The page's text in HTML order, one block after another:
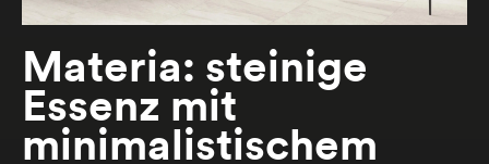
Materia: steinige
Essenz mit
minimalistischem